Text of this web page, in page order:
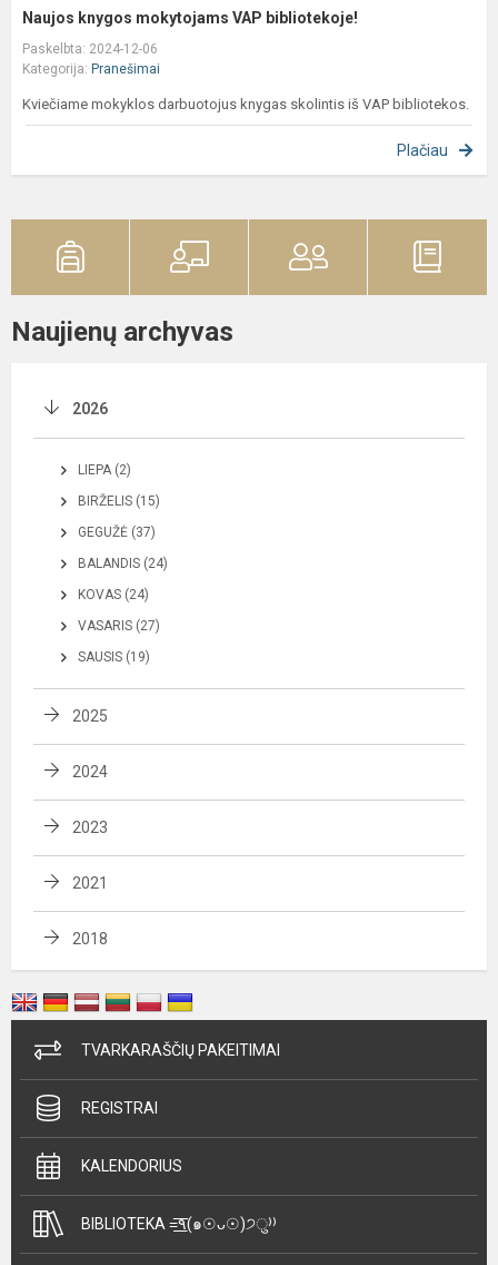
Naujos knygos mokytojams VAP bibliotekoje!
Paskelbta: 2024-12-06
Kategorija: Pranešimai
Kviečiame mokyklos darbuotojus knygas skolintis iš VAP bibliotekos.
Plačiau
Naujienų archyvas
2026
LIEPA (2)
BIRŽELIS (15)
GEGUŽĖ (37)
BALANDIS (24)
KOVAS (24)
VASARIS (27)
SAUSIS (19)
2025
2024
2023
2021
2018
TVARKARAŠČIŲ PAKEITIMAI
REGISTRAI
KALENDORIUS
BIBLIOTEKA =͟͟͞͞٩(๑☉ᴗ☉)੭ु⁾⁾